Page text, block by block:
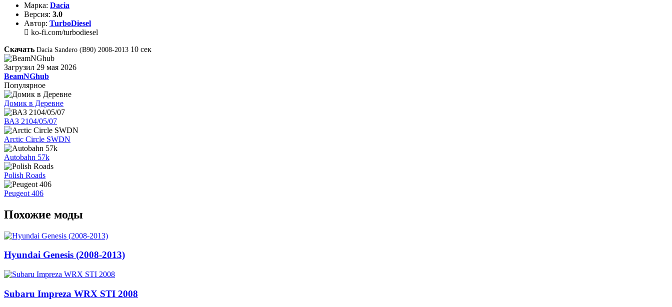
Марка: Dacia
Версия: 3.0
Автор: TurboDiesel
ko-fi.com/turbodiesel
Скачать Dacia Sandero (B90) 2008-2013 10 сек
Загрузил 29 мая 2026
BeamNGhub
Популярное
Домик в Деревне
ВАЗ 2104/05/07
Arctic Circle SWDN
Autobahn 57k
Polish Roads
Peugeot 406
Похожие моды
Hyundai Genesis (2008-2013)
Subaru Impreza WRX STI 2008